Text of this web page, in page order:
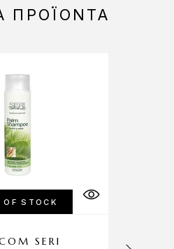
ΠΡΟΪΌΝΤΑ
OF STOCK
SERI